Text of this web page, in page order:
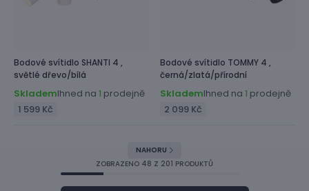
Bodové svítidlo SHANTI 4 ,
světlé dřevo/bílá
SklademIhned na 1 prodejně
1 599 Kč
Bodové svítidlo TOMMY 4 ,
černá/zlatá/přírodní
SklademIhned na 1 prodejně
2 099 Kč
NAHORU
ZOBRAZENO 48 Z 201 PRODUKTŮ